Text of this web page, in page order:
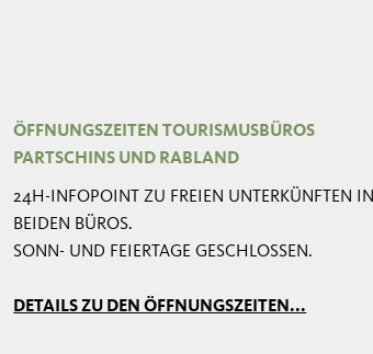
ÖFFNUNGSZEITEN TOURISMUSBÜROS
PARTSCHINS UND RABLAND
24H-INFOPOINT ZU FREIEN UNTERKÜNFTEN IN
BEIDEN BÜROS.
SONN- UND FEIERTAGE GESCHLOSSEN.
DETAILS ZU DEN ÖFFNUNGSZEITEN...